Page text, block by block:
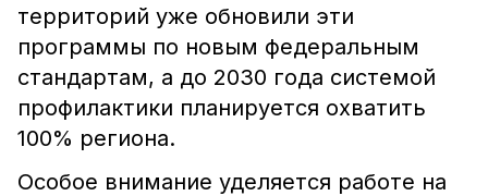
территорий уже обновили эти
программы по новым федеральным
стандартам, а до 2030 года системой
профилактики планируется охватить
100% региона.
Особое внимание уделяется работе на